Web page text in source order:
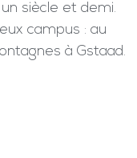
siècle et demi.
campus : au
à Gstaad.